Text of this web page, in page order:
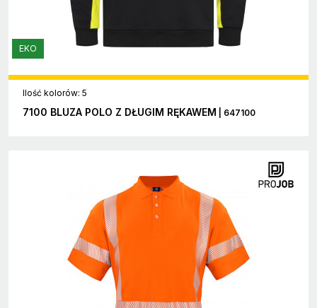
EKO
Ilość kolorów: 5
7100 BLUZA POLO Z DŁUGIM RĘKAWEM | 647100